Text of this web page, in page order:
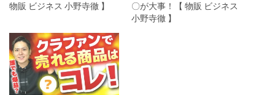
物販 ビジネス 小野寺徹 】
〇が大事！【 物販 ビジネス
小野寺徹 】